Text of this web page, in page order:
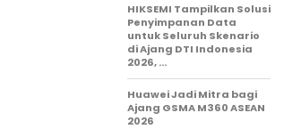
HIKSEMI Tampilkan Solusi
Penyimpanan Data
untuk Seluruh Skenario
di Ajang DTI Indonesia
2026, …
Huawei Jadi Mitra bagi
Ajang GSMA M360 ASEAN
2026